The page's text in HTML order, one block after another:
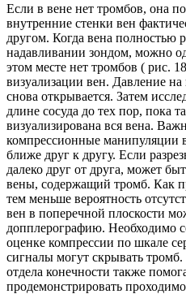
Если в вене нет тромбов, она
внутренние стенки вен
другом. Когда вена полностью
надавливании зондом, можно
этом месте нет тромбов ( рис.
визуализации вен. Давление на
снова открывается. Затем
длине сосуда до тех пор, пока
визуализирована вся вена.
компрессионные манипуляции
ближе друг к другу. Если
далеко друг от друга, может
вены, содержащий тромб. Как
тем меньше вероятность
вен в поперечной плоскости
допплерографию. Необходимо
оценке компрессии по шкале
сигналы могут скрывать
отдела конечности также
продемонстрировать